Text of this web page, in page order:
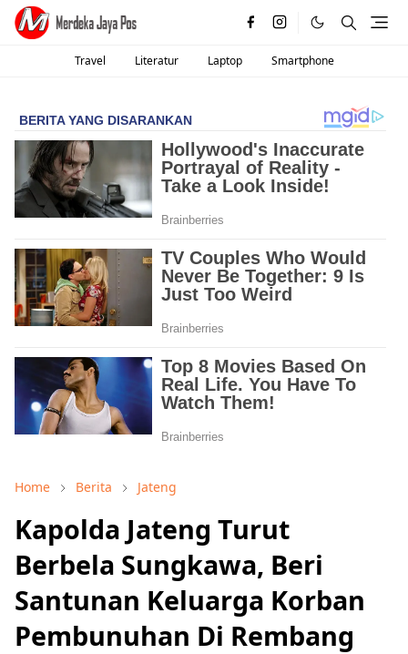
Travel Literatur Laptop Smartphone
Home Berita Jateng
Kapolda Jateng Turut
Berbela Sungkawa, Beri
Santunan Keluarga Korban
Pembunuhan Di Rembang